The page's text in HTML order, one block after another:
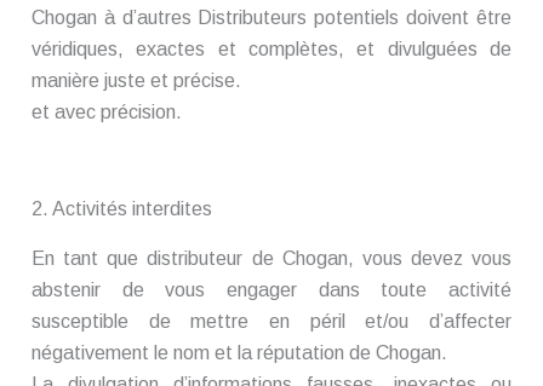
Chogan à d’autres Distributeurs potentiels doivent être
véridiques, exactes et complètes, et divulguées de
manière juste et précise.
et avec précision.
2. Activités interdites
En tant que distributeur de Chogan, vous devez vous
abstenir de vous engager dans toute activité
susceptible de mettre en péril et/ou d’affecter
négativement le nom et la réputation de Chogan.